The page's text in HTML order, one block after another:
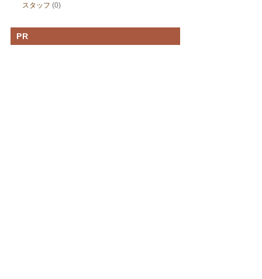
スタッフ (0)
PR